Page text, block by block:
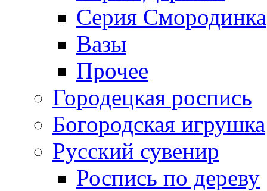
Серия Смородинка
Вазы
Прочее
Городецкая роспись
Богородская игрушка
Русский сувенир
Роспись по дереву